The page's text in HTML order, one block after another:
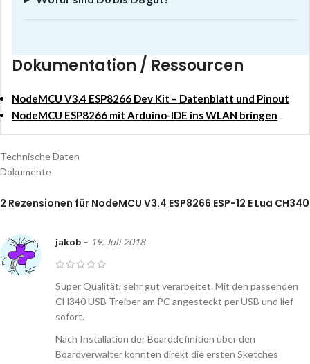
Dokumentation / Ressourcen
NodeMCU V3.4 ESP8266 Dev Kit – Datenblatt und Pinout
NodeMCU ESP8266 mit Arduino-IDE ins WLAN bringen
Technische Daten
Dokumente
2 Rezensionen für NodeMCU V3.4 ESP8266 ESP-12 E Lua CH340
jakob – 19. Juli 2018
Super Qualität, sehr gut verarbeitet. Mit den passenden
CH340 USB Treiber am PC angesteckt per USB und lief
sofort.
Nach Installation der Boarddefinition über den
Boardverwalter konnten direkt die ersten Sketches